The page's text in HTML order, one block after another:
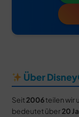
Über
Seit 2006teilen wir
bedeutet über 20